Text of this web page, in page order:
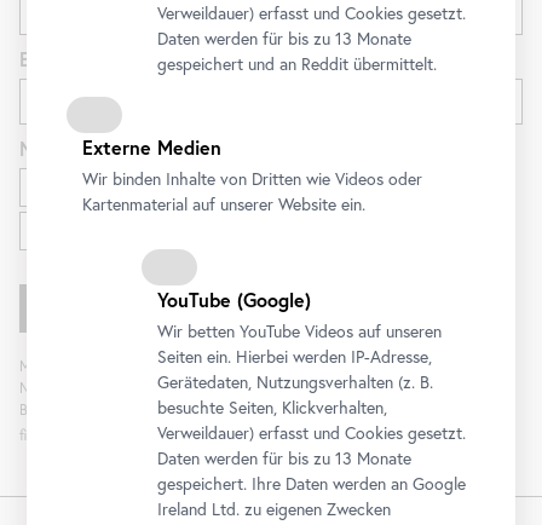
E-Mail
Newsletterfür
Ausstellungen und Programm
Mit „Registrieren“ stimmen Sie der Verarbeitung Ihrer Daten sowie Analyse der
Newsletterinteraktion zum Zweck der Newsletterzusendung durch das
Belvedere zu. Die Einwilligung kann widerrufen werden. Weitere Informationen
finden Sie
Verweildauer) erfasst und Cookies gesetzt.
Daten werden für bis zu 13 Monate
gespeichert und an Reddit übermittelt.
Externe Medien
Wir binden Inhalte von Dritten wie Videos oder
Kartenmaterial auf unserer Website ein.
YouTube (Google)
Wir bettenYouTube Videos auf unseren
Seiten ein. Hierbei werden IP-Adresse,
Gerätedaten, Nutzungsverhalten (z. B.
besuchte Seiten, Klickverhalten,
Verweildauer) erfasst und Cookies gesetzt.
Daten werden für bis zu 13 Monate
gespeichert. Ihre Daten werden an Google
Ireland Ltd. zu eigenen Zwecken